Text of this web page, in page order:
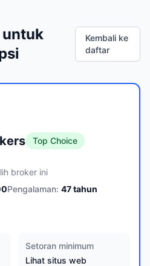
untuk
Kembali ke
daftar
Top Choice
broker ini
Pengalaman: 47tahun
Setoran minimum
Lihat situs web